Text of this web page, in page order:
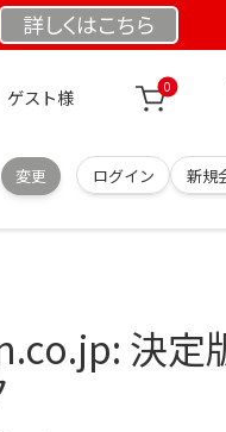
詳しくはこちら
ゲスト様 0
変更 ログイン 新規
決定